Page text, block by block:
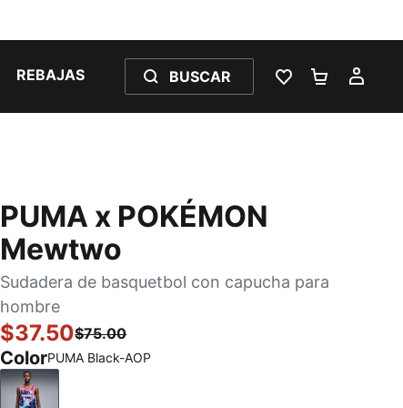
REBAJAS BUSCAR
LISTA DE
PUMA x POKÉMON
Mewtwo
Sudadera de basquetbol con capucha para
hombre
$37.50$75.00
ColorPUMA Black-AOP